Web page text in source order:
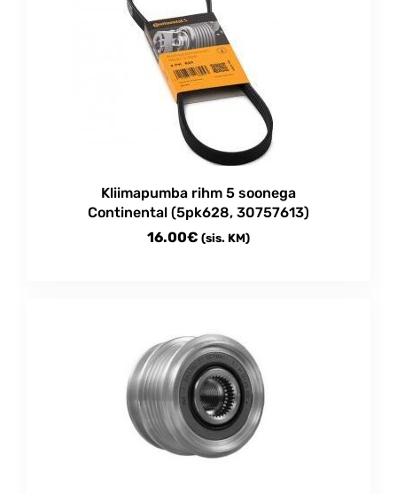
Kliimapumba rihm 5 soonega
Continental (5pk628, 30757613)
16.00€ (sis. KM)